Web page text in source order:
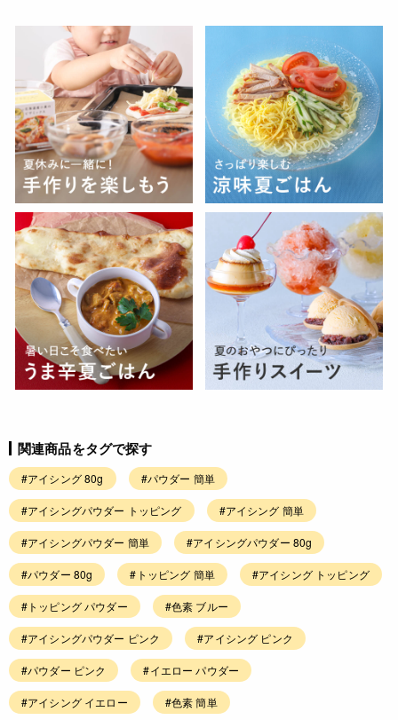
関連商品をタグで探す
#アイシング 80g #パウダー 簡単
#アイシングパウダー トッピング #アイシング 簡単
#アイシングパウダー 簡単 #アイシングパウダー 80g
#パウダー 80g #トッピング 簡単 #アイシング トッピング
#トッピング パウダー #色素 ブルー
#アイシングパウダー ピンク #アイシング ピンク
#パウダー ピンク #イエロー パウダー
#アイシング イエロー #色素 簡単